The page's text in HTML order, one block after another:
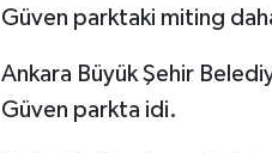
Güven parktaki miting
Ankara Büyük Şehir
Güven parkta idi.